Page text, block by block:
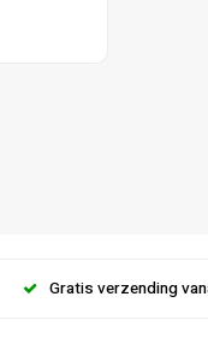
Gratis verzending